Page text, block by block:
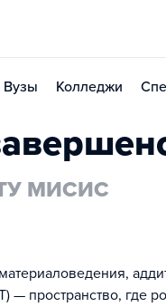
Вузы Колледжи
МИСИС
пространство, где